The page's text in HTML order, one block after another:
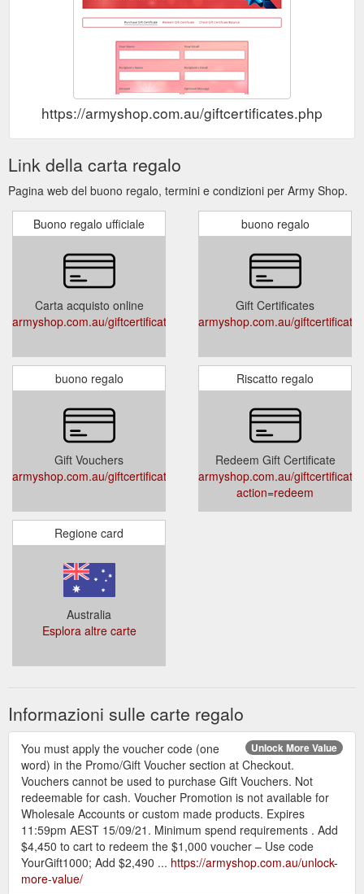
https://armyshop.com.au/giftcertificates.php
Link della carta regalo
Pagina web del buono regalo, termini e condizioni per Army Shop.
Buono regalo ufficiale
Carta acquisto online
armyshop.com.au/giftcertificates.php
buono regalo
Gift Certificates
armyshop.com.au/
buono regalo
Gift Vouchers
armyshop.com.au/giftcertificates.php
Riscatto regalo
Redeem Gift Certificate
armyshop.com.au/
action=redeem
Regione card
Australia
Esplora altre carte
Informazioni sulle carte regalo
Unlock More Value
You must apply the voucher code (one
word) in the Promo/Gift Voucher section at Checkout.
Vouchers cannot be used to purchase Gift Vouchers. Not
redeemable for cash. Voucher Promotion is not available for
Wholesale Accounts or custom made products. Expires
11:59pm AEST 15/09/21. Minimum spend requirements . Add
$4,450 to cart to redeem the $1,000 voucher – Use code
YourGift1000; Add $2,490 ... https://armyshop.com.au/unlock-
more-value/